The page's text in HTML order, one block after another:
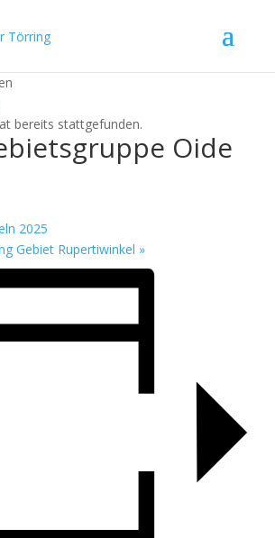
bereits stattgefunden.
Oide
2025
Gebiet Rupertiwinkel »